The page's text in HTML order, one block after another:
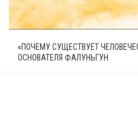
«ПОЧЕМУ СУЩЕСТВУЕТ
ОСНОВАТЕЛЯ ФАЛУНЬГУН